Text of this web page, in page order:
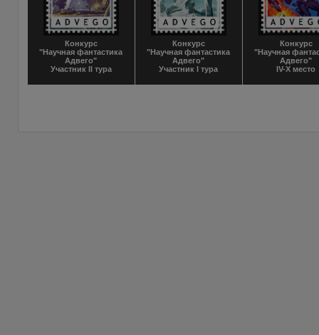
Конкурс
"Научная фантастика
Адвего"
Участник II тура
Конкурс
"Научная фантастика
Адвего"
Участник I тура
Конкурс
"Научная
Адвего"
IV-X место